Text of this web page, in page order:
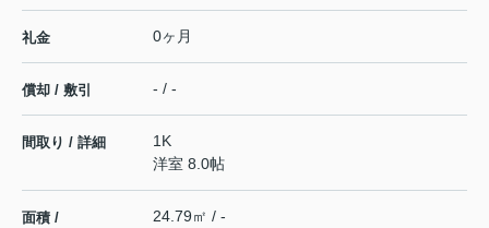
礼金 0ヶ月
償却 / 敷引 - / -
間取り / 詳細
1K
洋室 8.0帖
面積 /
24.79㎡ / -